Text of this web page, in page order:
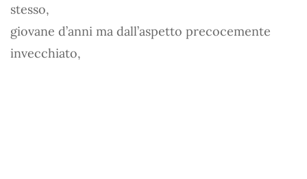
stesso,
giovane d’anni ma dall’aspetto precocemente
invecchiato,